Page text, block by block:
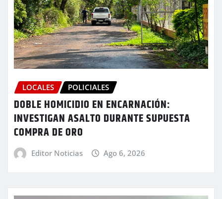
LOCALES POLICIALES
DOBLE HOMICIDIO EN ENCARNACIÓN:
INVESTIGAN ASALTO DURANTE SUPUESTA
COMPRA DE ORO
Editor Noticias Ago 6, 2026